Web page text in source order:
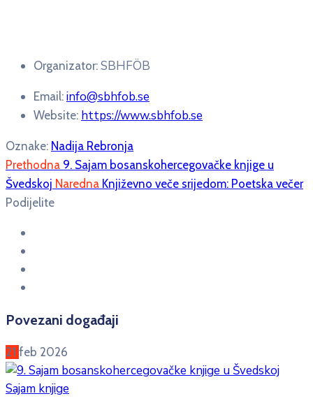
Organizator: SBHFÖB
Email: info@sbhfob.se
Website: https://www.sbhfob.se
Oznake: Nadija Rebronja
Prethodna 9. Sajam bosanskohercegovačke knjige u
Švedskoj Naredna Književno veče srijedom: Poetska večer
Podijelite
Povezani događaji
21 feb 2026
Sajam knjige